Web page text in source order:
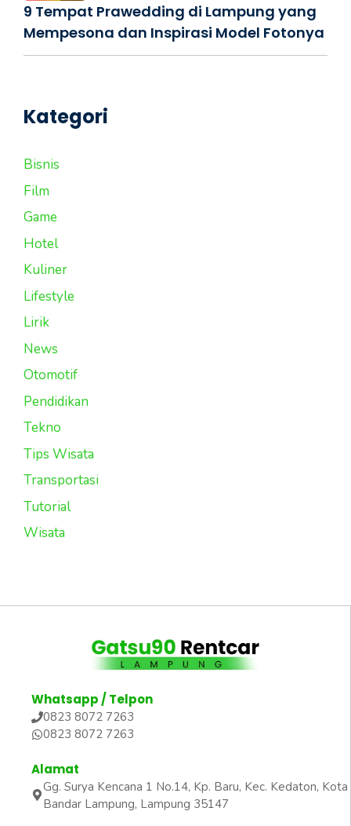
9 Tempat Prawedding di Lampung yang
Mempesona dan Inspirasi Model Fotonya
Kategori
Bisnis
Film
Game
Hotel
Kuliner
Lifestyle
Lirik
News
Otomotif
Pendidikan
Tekno
Tips Wisata
Transportasi
Tutorial
Wisata
Whatsapp / Telpon
0823 8072 7263
0823 8072 7263
Alamat
Gg. Surya Kencana 1 No.14, Kp. Baru, Kec. Kedaton, Kota
Bandar Lampung, Lampung 35147